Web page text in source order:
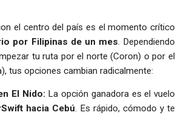
el centro del país es el momento crítico
por Filipinas de un mes. Dependiendo
tu ruta por el norte (Coron) o por el
tus opciones cambian radicalmente:
El Nido: La opción ganadora es el vuelo
hacia Cebú. Es rápido, cómodo y te